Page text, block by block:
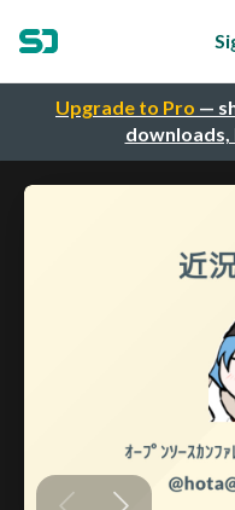
Upgrade to Pro —
downloads,